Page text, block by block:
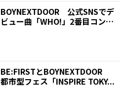
BOYNEXTDOOR 公式SNSでデ
ビュー曲「WHO!」2番目コンセ
BE:FIRSTとBOYNEXTDOOR
都市型フェス「INSPIRE TOKY...